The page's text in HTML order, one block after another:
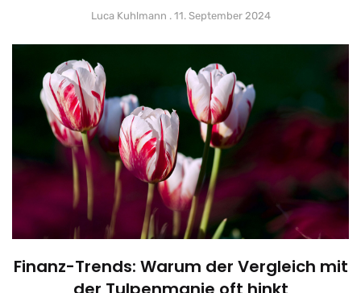
Luca Kuhlmann 11. September 2024
Finanz-Trends: Warum der Vergleich mit